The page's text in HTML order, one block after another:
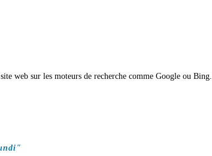
web sur les moteurs de recherche comme Google ou Bing.